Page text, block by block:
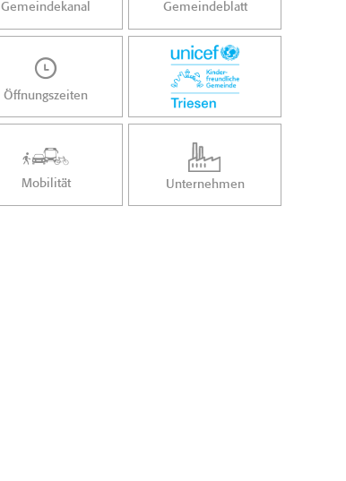
Gemeindekanal Gemeindeblatt
Öffnungszeiten
Mobilität Unternehmen